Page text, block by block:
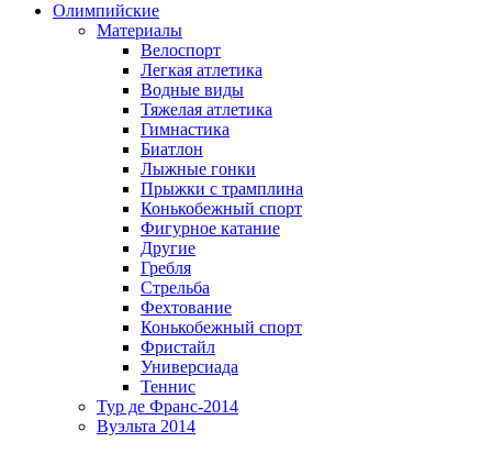
Олимпийские
Материалы
Велоспорт
Легкая атлетика
Водные виды
Тяжелая атлетика
Гимнастика
Биатлон
Лыжные гонки
Прыжки с трамплина
Конькобежный спорт
Фигурное катание
Другие
Гребля
Стрельба
Фехтование
Конькобежный спорт
Фристайл
Универсиада
Теннис
Тур де Франс-2014
Вуэльта 2014